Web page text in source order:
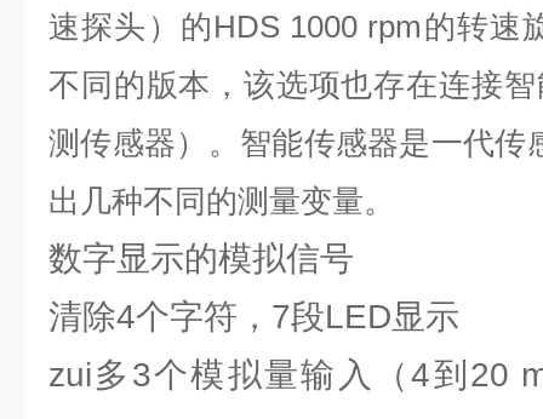
速探头）的HDS 1000 rpm的转速
不同的版本，该选项也存在连接
测传感器）。智能传感器是一代传
出几种不同的测量变量。
数字显示的模拟信号
清除4个字符，7段LED显示
zui多3个模拟量输入（4到20